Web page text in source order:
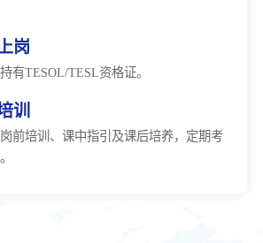
岗
有TESOL/TESL资格证。
训
前培训、课中指引及课后培养，定期考